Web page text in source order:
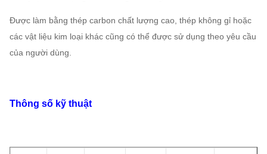
Được làm bằng thép carbon chất lượng cao, thép không gỉ hoặc
các vật liệu kim loại khác cũng có thể được sử dụng theo yêu cầu
của người dùng.
Thông số kỹ thuật